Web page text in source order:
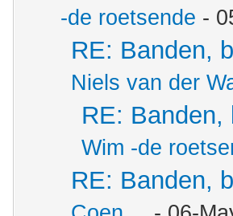
-de roetsende -
RE: Banden,
Niels van der
RE: Banden,
Wim -de
RE: Banden,